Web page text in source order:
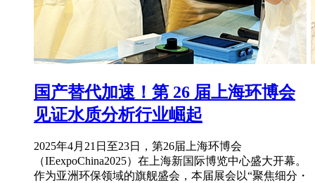
国产替代加速！第 26 届上海环博会
见证水质分析行业崛起
2025年4月21日至23日，第26届上海环博会
（IEexpoChina2025）在上海新国际博览中心盛大开幕。
作为亚洲环保领域的旗舰盛会，本届展会以“聚焦细分・